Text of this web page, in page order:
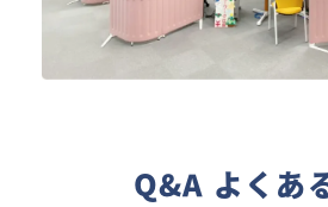
Q&A よくあ